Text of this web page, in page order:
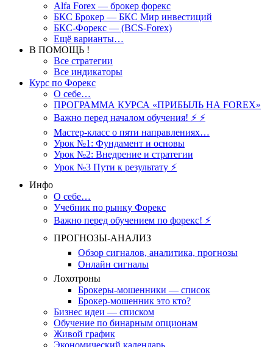
Alfa Forex — брокер форекс
БКС Брокер — БКС Мир инвестиций
БКС-Форекс — (BCS-Forex)
Ещё варианты…
В ПОМОЩЬ !
Все стратегии
Все индикаторы
Курс по Форекс
О себе…
ПРОГРАММА КУРСА «ПРИБЫЛЬ НА FOREX»
Важно перед началом обучения! ⚡ ⚡
Мастер-класс о пяти направлениях…
Урок №1: Фундамент и основы
Урок №2: Внедрение и стратегии
Урок №3 Пути к результату ⚡️
Инфо
О себе…
Учебник по рынку Форекс
Важно перед обучением по форекс! ⚡
ПРОГНОЗЫ-АНАЛИЗ
Обзор сигналов, аналитика, прогнозы
Онлайн сигналы
Лохотроны
Брокеры-мошенники — список
Брокер-мошенник это кто?
Бизнес идеи — списком
Обучение по бинарным опционам
Живой график
Экономический календарь